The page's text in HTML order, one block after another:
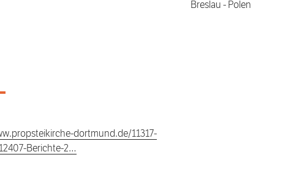
Breslau - Polen
dortmund.de/11317-
Berichte-2…